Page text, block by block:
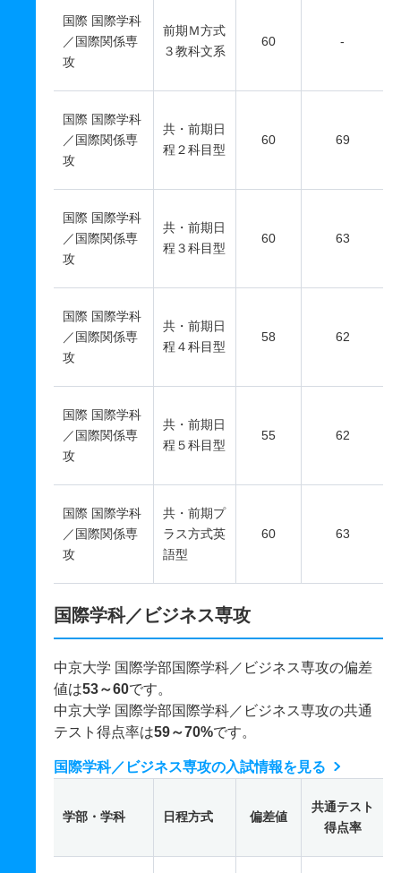
国際 国際学科
／国際関係専
攻
前期Ｍ方式
３教科文系
60 -
国際 国際学科
／国際関係専
攻
共・前期日
程２科目型
60 69
国際 国際学科
／国際関係専
攻
共・前期日
程３科目型
60 63
国際 国際学科
／国際関係専
攻
共・前期日
程４科目型
58 62
国際 国際学科
／国際関係専
攻
共・前期日
程５科目型
55 62
国際 国際学科
／国際関係専
攻
共・前期プ
ラス方式英
語型
60 63
国際学科／ビジネス専攻
中京大学 国際学部国際学科／ビジネス専攻の偏差
値は53～60です。
中京大学 国際学部国際学科／ビジネス専攻の共通
テスト得点率は59～70%です。
国際学科／ビジネス専攻の入試情報を見る
学部・学科 日程方式 偏差値
共通テスト
得点率